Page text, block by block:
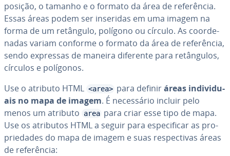
posição, o tamanho e o formato da área de re­fe­rên­cia.
Essas áreas podem ser inseridas em uma imagem na
forma de um retângulo, polígono ou círculo. As co­or­de­
na­das variam conforme o formato da área de re­fe­rên­cia,
sendo expressas de maneira diferente para re­tân­gu­los,
círculos e polígonos.
Use o atributo HTML <area> para definiráreas in­di­vi­du­
ais no mapa de imagem. É ne­ces­sá­rio incluir pelo
menos um atributo
area para criar esse tipo de mapa.
Use os atributos HTML a seguir para es­pe­ci­fi­car as pro­
pri­e­da­des do mapa de imagem e suas res­pec­ti­vas áreas
de re­fe­rên­cia: